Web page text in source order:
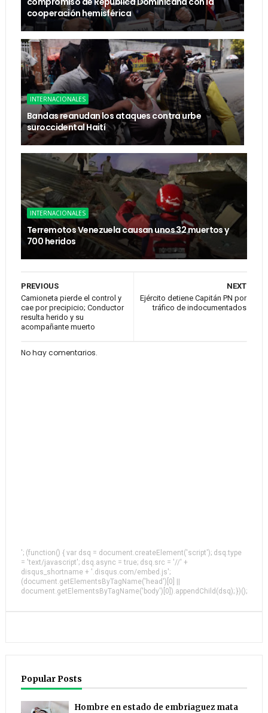
cooperación hemisférica
INTERNACIONALES
Bandas reanudan los ataques contra urbe
suroccidental Haití
INTERNACIONALES
Terremotos Venezuela causan unos 32 muertos y
700 heridos
NEXT
Ejército detiene Capitán PN por
tráfico de indocumentados
PREVIOUS
Camioneta pierde el control y
cae por precipicio; Conductor
resulta herido y su
acompañante muerto
No hay comentarios.
'; (function() { var dsq = document.createElement('script'); dsq.type
= 'text/javascript'; dsq.async = true; dsq.src = '//' +
disqus_shortname + '.disqus.com/embed.js';
(document.getElementsByTagName('head')[0] ||
document.getElementsByTagName('body')[0]).appendChild(dsq); })();
Popular Posts
Hombre en estado de embriaguez mata